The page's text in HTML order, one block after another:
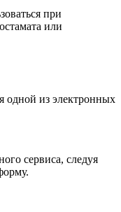
при
или
одной из электронных
сервиса, следуя